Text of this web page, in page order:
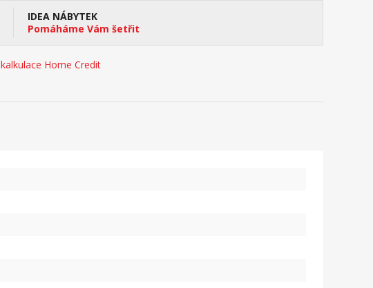
IDEA NÁBYTEK
Pomáháme Vám šetřit
kalkulace Home Credit